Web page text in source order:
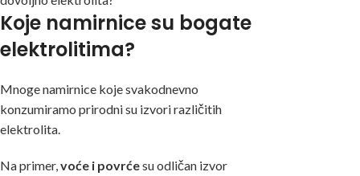
Koje namirnice su bogate
elektrolitima?
Mnoge namirnice koje svakodnevno
konzumiramo prirodni su izvori različitih
elektrolita.
Na primer, voće i povrćesu odličan izvor